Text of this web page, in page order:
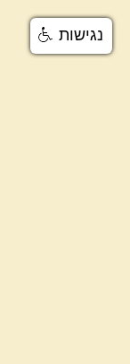
נגישות